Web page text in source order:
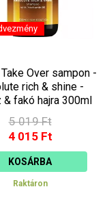
Take Over sampon -
rich & shine -
& fakó hajra 300ml
5 019 Ft
4 015 Ft
KOSÁRBA
Raktáron